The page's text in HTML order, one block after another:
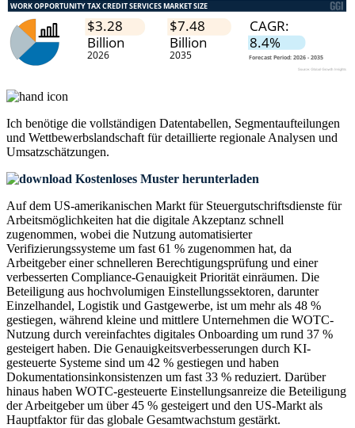
Ich benötige die vollständigen Datentabellen, Segmentaufteilungen
und Wettbewerbslandschaft für detaillierte regionale Analysen und
Umsatzschätzungen.
Kostenloses Muster herunterladen
Auf dem US-amerikanischen Markt für Steuergutschriftsdienste für
Arbeitsmöglichkeiten hat die digitale Akzeptanz schnell
zugenommen, wobei die Nutzung automatisierter
Verifizierungssysteme um fast 61 % zugenommen hat, da
Arbeitgeber einer schnelleren Berechtigungsprüfung und einer
verbesserten Compliance-Genauigkeit Priorität einräumen. Die
Beteiligung aus hochvolumigen Einstellungssektoren, darunter
Einzelhandel, Logistik und Gastgewerbe, ist um mehr als 48 %
gestiegen, während kleine und mittlere Unternehmen die WOTC-
Nutzung durch vereinfachtes digitales Onboarding um rund 37 %
gesteigert haben. Die Genauigkeitsverbesserungen durch KI-
gesteuerte Systeme sind um 42 % gestiegen und haben
Dokumentationsinkonsistenzen um fast 33 % reduziert. Darüber
hinaus haben WOTC-gesteuerte Einstellungsanreize die Beteiligung
der Arbeitgeber um über 45 % gesteigert und den US-Markt als
Hauptfaktor für das globale Gesamtwachstum gestärkt.